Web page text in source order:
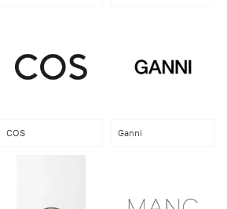
COS Ganni